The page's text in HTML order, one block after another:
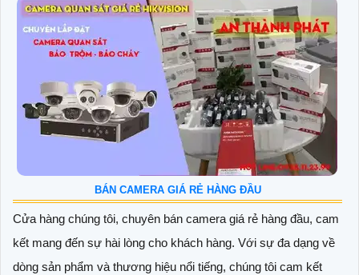
BÁN CAMERA GIÁ RẺ HÀNG ĐẦU
Cửa hàng chúng tôi, chuyên bán camera giá rẻ hàng đầu, cam
kết mang đến sự hài lòng cho khách hàng. Với sự đa dạng về
dòng sản phẩm và thương hiệu nổi tiếng, chúng tôi cam kết